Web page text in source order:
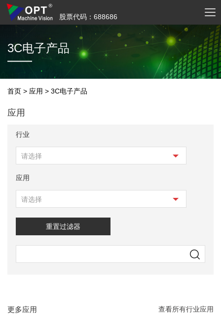
股票代码：688686
3C电子产品
首页 > 应用 > 3C电子产品
应用
行业
请选择
应用
请选择
重置过滤器
更多应用 查看所有行业应用